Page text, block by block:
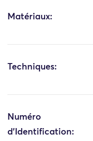
Matériaux:
Techniques:
Numéro
d'Identification: